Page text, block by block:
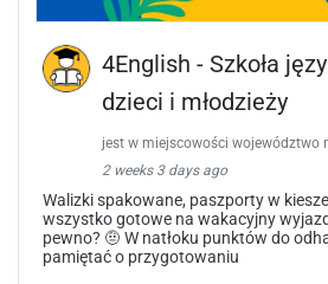
4English - Szkoła
dzieci i młodzieży
jest w miejscowości województwo
2 weeks 3 days ago
Walizki spakowane, paszporty w
wszystko gotowe na wakacyjny
pewno? 🤨 W natłoku punktów do
pamiętać o przygotowaniu